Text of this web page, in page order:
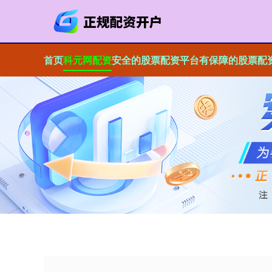
首页科元网配资安全的股票配资平台有保障的股票配